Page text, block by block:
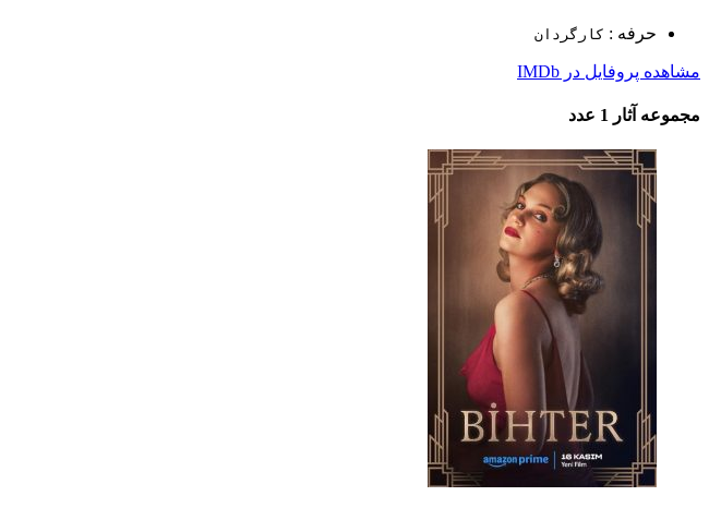
حرفه : کارگردان
مشاهده پروفایل در IMDb
مجموعه آثار 1 عدد